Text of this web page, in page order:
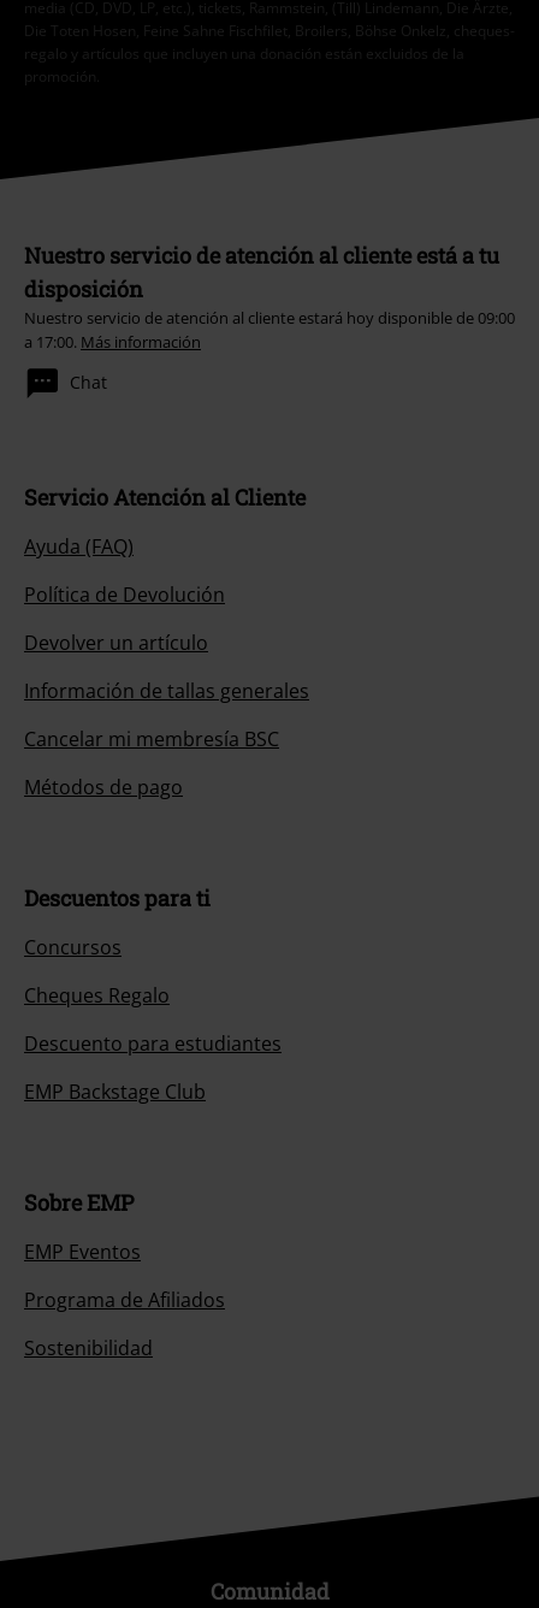
media (CD, DVD, LP, etc.), tickets, Rammstein, (Till) Lindemann, Die Ärzte,
Die Toten Hosen, Feine Sahne Fischfilet, Broilers, Böhse Onkelz, cheques-
regalo y artículos que incluyen una donación están excluidos de la
promoción.
Nuestro servicio de atención al cliente está a tu
disposición
Nuestro servicio de atención al cliente estará hoy disponible de 09:00
a 17:00. Más información
Chat
Servicio Atención al Cliente
Ayuda (FAQ)
Política de Devolución
Devolver un artículo
Información de tallas generales
Cancelar mi membresía BSC
Métodos de pago
Descuentos para ti
Concursos
Cheques Regalo
Descuento para estudiantes
EMP Backstage Club
Sobre EMP
EMP Eventos
Programa de Afiliados
Sostenibilidad
Comunidad